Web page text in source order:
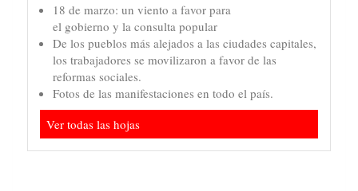
18 de marzo: un viento a favor para
el gobierno y la consulta popular
De los pueblos más alejados a las ciudades capitales,
los trabajadores se movilizaron a favor de las
reformas sociales.
Fotos de las manifestaciones en todo el país.
Ver todas las hojas